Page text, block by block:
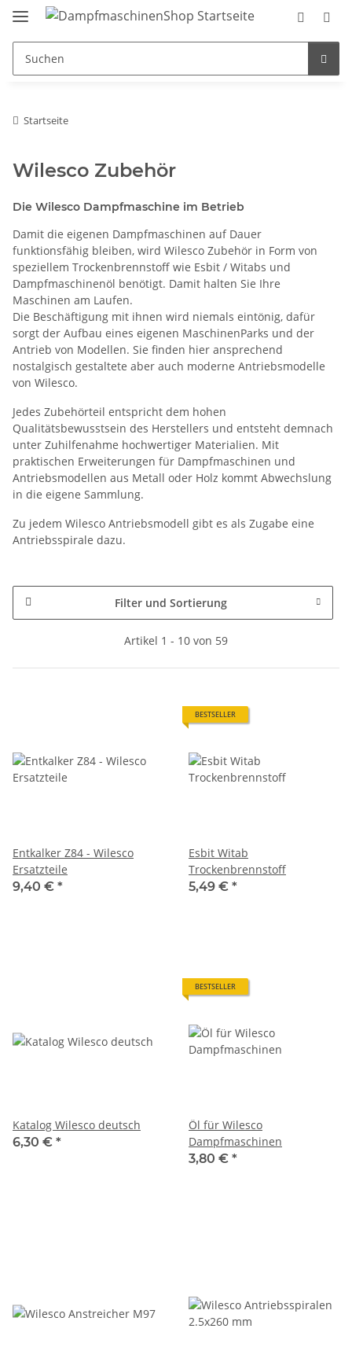
Startseite
Wilesco Zubehör
Die Wilesco Dampfmaschine im Betrieb
Damit die eigenen Dampfmaschinen auf Dauer
funktionsfähig bleiben, wird Wilesco Zubehör in Form von
speziellem Trockenbrennstoff wie Esbit / Witabs und
Dampfmaschinenöl benötigt. Damit halten Sie Ihre
Maschinen am Laufen.
Die Beschäftigung mit ihnen wird niemals eintönig, dafür
sorgt der Aufbau eines eigenen MaschinenParks und der
Antrieb von Modellen. Sie finden hier ansprechend
nostalgisch gestaltete aber auch moderne Antriebsmodelle
von Wilesco.
Jedes Zubehörteil entspricht dem hohen
Qualitätsbewusstsein des Herstellers und entsteht demnach
unter Zuhilfenahme hochwertiger Materialien. Mit
praktischen Erweiterungen für Dampfmaschinen und
Antriebsmodellen aus Metall oder Holz kommt Abwechslung
in die eigene Sammlung.
Zu jedem Wilesco Antriebsmodell gibt es als Zugabe eine
Antriebsspirale dazu.
Filter und Sortierung
Artikel 1 - 10 von 59
Entkalker Z84 - Wilesco
Ersatzteile
9,40 € *
BESTSELLER
Esbit Witab
Trockenbrennstoff
5,49 € *
Katalog Wilesco deutsch
6,30 € *
BESTSELLER
Öl für Wilesco
Dampfmaschinen
3,80 € *